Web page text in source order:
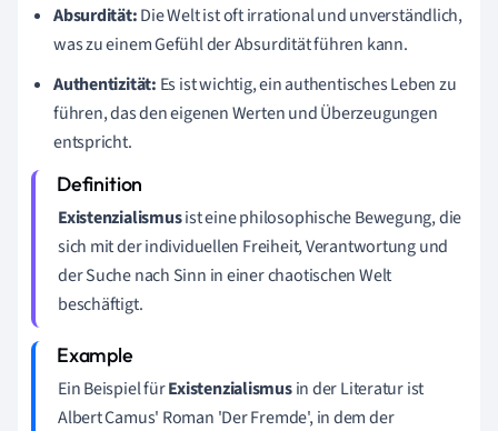
Absurdität:Die Welt ist oft irrational und unverständlich,
was zu einem Gefühl der Absurdität führen kann.
Authentizität: Es ist wichtig, ein authentisches Leben zu
führen, das den eigenen Werten und Überzeugungen
entspricht.
Existenzialismusist eine philosophische Bewegung, die
sich mit der individuellen Freiheit, Verantwortung und
der Suche nach Sinn in einer chaotischen Welt
beschäftigt.
Ein Beispiel fürExistenzialismusin der Literatur ist
Albert Camus' Roman 'Der Fremde', in dem der